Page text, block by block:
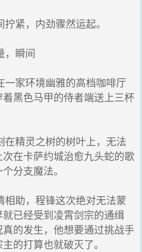
紧，内劲骤然运起。
，瞬间
家环境幽雅的高档咖啡厅
黑色马甲的侍者端送上三杯
精灵之树的树叶上，无法
在卡萨约城治愈九头蛇的歌
分支魔法。
助，程锋这次绝对无法蒙
已经受到凌霄剑宗的通缉
的发生，他想要通过挑战手
的打算也就破灭了。